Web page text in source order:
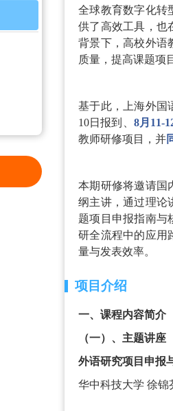
全球教育数字化转
供了高效工具，也
背景下，高校外语
质量，提高课题项
基于此，上海外国
10日报到、 8月11-
教师研修项目，并
本期研修将邀请国
纲主讲，通过理论
题项目申报指南与
研全流程中的应用
量与发表效率。
项目介绍
一、课程内容简介
（一）、主题讲座
外语研究项目申报
华中科技大学 徐锦